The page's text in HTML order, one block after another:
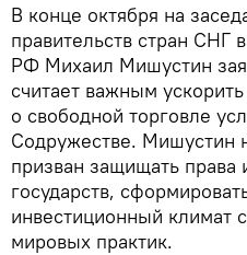
В конце октября на
правительств стран СНГ
РФ Михаил Мишустин
считает важным
о свободной торговле
Содружестве. Мишустин
призван защищать права
государств,
инвестиционный климат
мировых практик.